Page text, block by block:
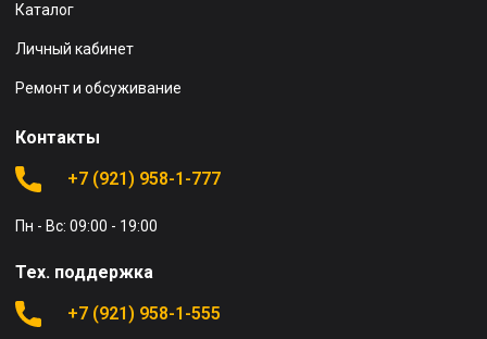
Каталог
Личный кабинет
Ремонт и обсуживание
Контакты
+7 (921) 958-1-777
Пн - Вс: 09:00 - 19:00
Тех. поддержка
+7 (921) 958-1-555